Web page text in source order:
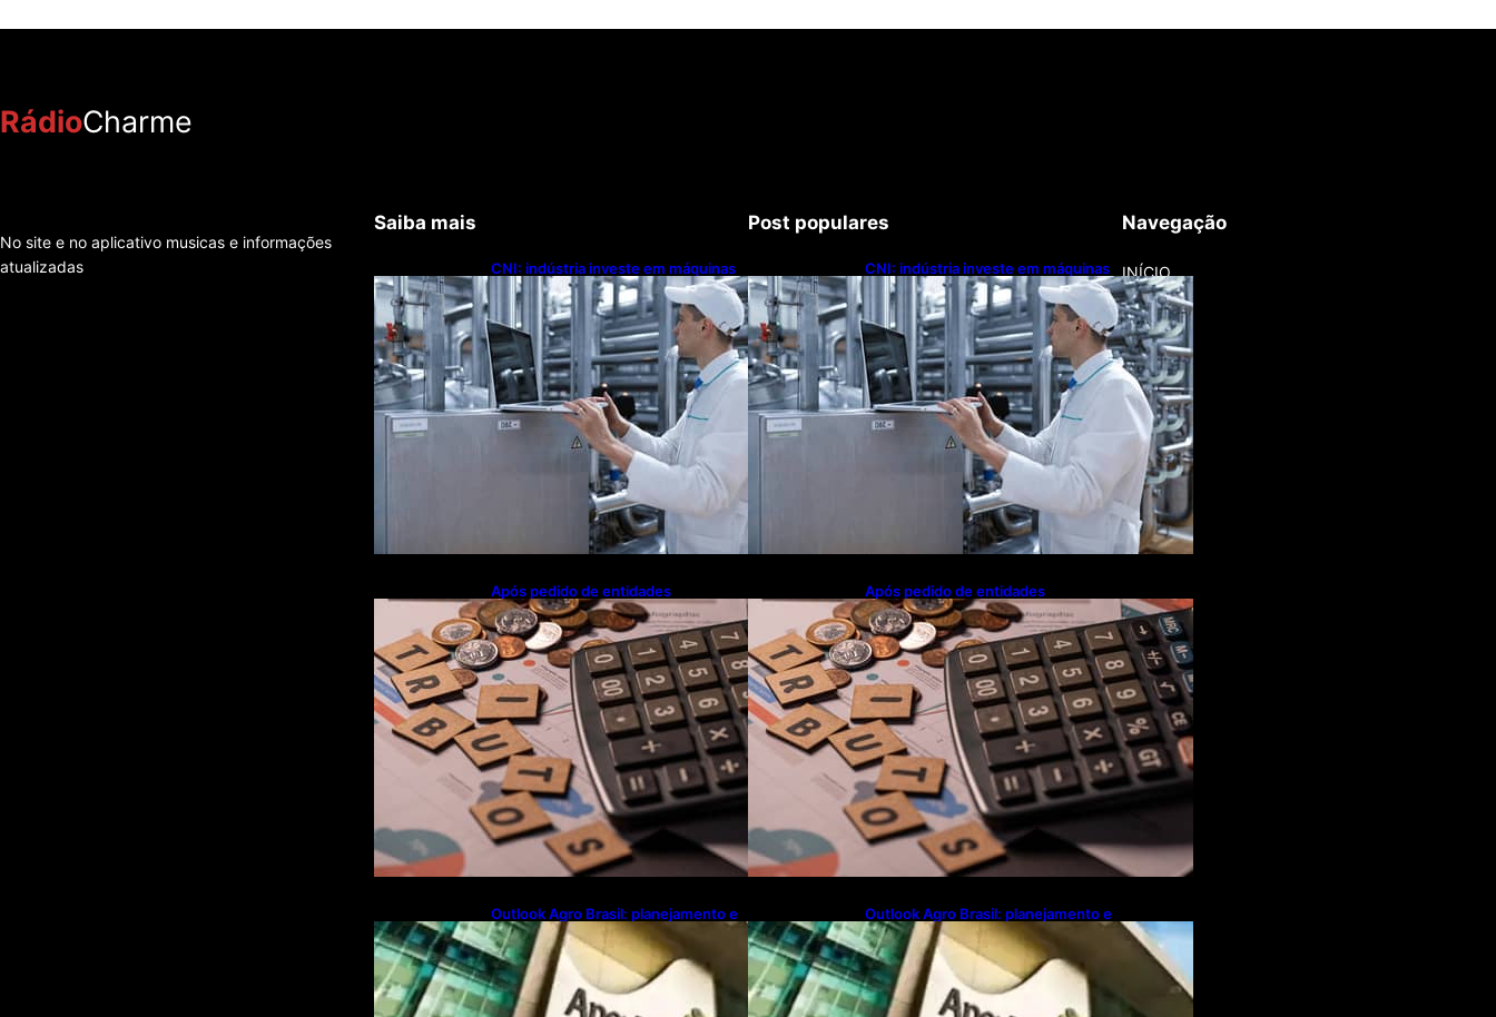
RádioCharme
No site e no aplicativo musicas e informações
atualizadas
Saiba mais
CNI: indústria investe em máquinas
novas, mas modernização
tecnológica avança lentamente
Após pedido de entidades
empresariais, Receita flexibiliza
regras da Reforma Tributária
Outlook Agro Brasil: planejamento e
inovação pautam debates sobre
futuro do agronegócio
Post populares
CNI: indústria investe em máquinas
novas, mas modernização
tecnológica avança lentamente
Após pedido de entidades
empresariais, Receita flexibiliza
regras da Reforma Tributária
Outlook Agro Brasil: planejamento e
inovação pautam debates sobre
futuro do agronegócio
Navegação
INÍCIO